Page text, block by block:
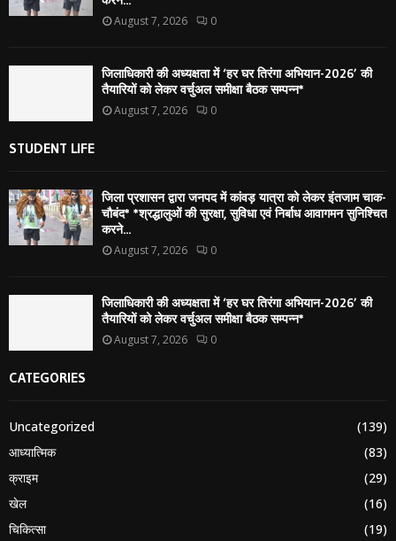
August 7, 2026 0
जिलाधिकारी की अध्यक्षता में ‘हर घर तिरंगा अभियान-2026’ की
तैयारियों को लेकर वर्चुअल समीक्षा बैठक सम्पन्न*
August 7, 2026 0
STUDENT LIFE
जिला प्रशासन द्वारा जनपद में कांवड़ यात्रा को लेकर इंतजाम चाक-
चौबंद* *श्रद्धालुओं की सुरक्षा, सुविधा एवं निर्बाध आवागमन सुनिश्चित
करने...
August 7, 2026 0
जिलाधिकारी की अध्यक्षता में ‘हर घर तिरंगा अभियान-2026’ की
तैयारियों को लेकर वर्चुअल समीक्षा बैठक सम्पन्न*
August 7, 2026 0
CATEGORIES
Uncategorized
(139)
आध्यात्मिक
(83)
क्राइम
(29)
खेल
(16)
चिकित्सा
(19)